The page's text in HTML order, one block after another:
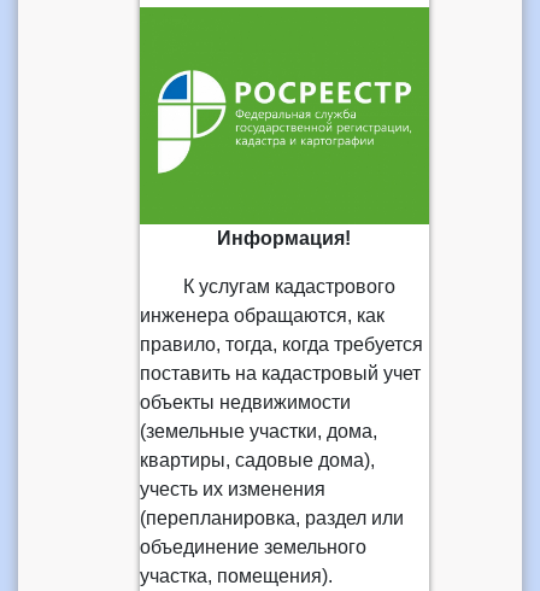
Информация!
К услугам кадастрового
инженера обращаются, как
правило, тогда, когда требуется
поставить на кадастровый учет
объекты недвижимости
(земельные участки, дома,
квартиры, садовые дома),
учесть их изменения
(перепланировка, раздел или
объединение земельного
участка, помещения).